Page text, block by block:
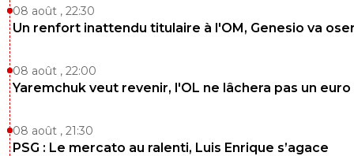
08 août , 22:30
Un renfort inattendu titulaire à l'OM, Genesio va
08 août , 22:00
Yaremchuk veut revenir, l'OL ne lâchera pas un euro
08 août , 21:30
PSG : Le mercato au ralenti, Luis Enrique s’agace